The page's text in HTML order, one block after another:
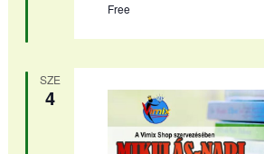
Free
SZE
4